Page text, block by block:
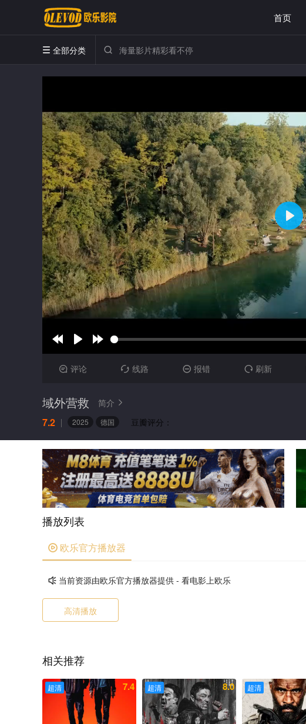
首页
 全部分类 
 评论  线路  报错  刷新
域外营救 简介 
7.2 豆瓣评分：
2025 德国
播放列表
 欧乐官方播放器
 当前资源由欧乐官方播放器提供 - 看电影上欧乐
高清播放
相关推荐
超清 7.4 超清 8.0 超清